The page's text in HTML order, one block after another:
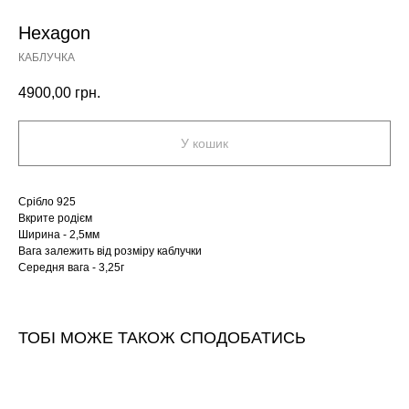
Hexagon
КАБЛУЧКА
4900,00 грн.
У кошик
Срібло 925
Вкрите родієм
Ширина - 2,5мм
Вага залежить від розміру каблучки
Середня вага - 3,25г
ТОБІ МОЖЕ ТАКОЖ СПОДОБАТИСЬ